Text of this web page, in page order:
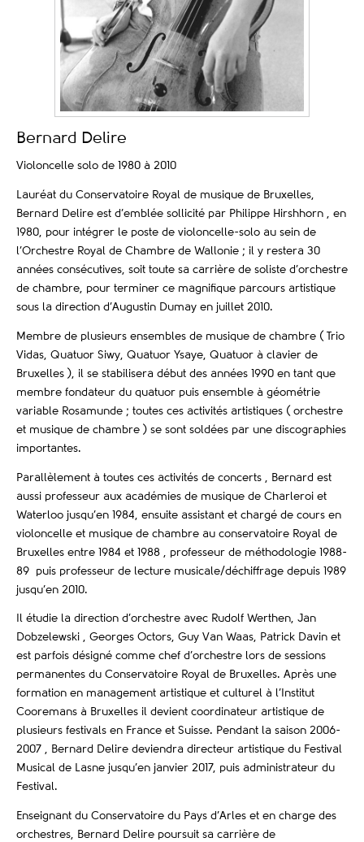
Bernard Delire
Violoncelle solo de 1980 à 2010
Lauréat du Conservatoire Royal de musique de Bruxelles,
Bernard Delire est d’emblée sollicité par Philippe Hirshhorn , en
1980, pour intégrer le poste de violoncelle-solo au sein de
l’Orchestre Royal de Chambre de Wallonie ; il y restera 30
années consécutives, soit toute sa carrière de soliste d’orchestre
de chambre, pour terminer ce magnifique parcours artistique
sous la direction d’Augustin Dumay en juillet 2010.
Membre de plusieurs ensembles de musique de chambre ( Trio
Vidas, Quatuor Siwy, Quatuor Ysaye, Quatuor à clavier de
Bruxelles ), il se stabilisera début des années 1990 en tant que
membre fondateur du quatuor puis ensemble à géométrie
variable Rosamunde ; toutes ces activités artistiques ( orchestre
et musique de chambre ) se sont soldées par une discographies
importantes.
Parallèlement à toutes ces activités de concerts , Bernard est
aussi professeur aux académies de musique de Charleroi et
Waterloo jusqu’en 1984, ensuite assistant et chargé de cours en
violoncelle et musique de chambre au conservatoire Royal de
Bruxelles entre 1984 et 1988 , professeur de méthodologie 1988-
89 puis professeur de lecture musicale/déchiffrage depuis 1989
jusqu’en 2010.
Il étudie la direction d’orchestre avec Rudolf Werthen, Jan
Dobzelewski , Georges Octors, Guy Van Waas, Patrick Davin et
est parfois désigné comme chef d’orchestre lors de sessions
permanentes du Conservatoire Royal de Bruxelles. Après une
formation en management artistique et culturel à l’Institut
Cooremans à Bruxelles il devient coordinateur artistique de
plusieurs festivals en France et Suisse. Pendant la saison 2006-
2007 , Bernard Delire deviendra directeur artistique du Festival
Musical de Lasne jusqu’en janvier 2017, puis administrateur du
Festival.
Enseignant du Conservatoire du Pays d’Arles et en charge des
orchestres, Bernard Delire poursuit sa carrière de